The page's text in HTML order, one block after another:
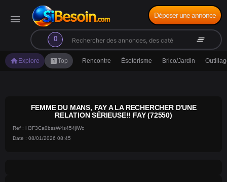
menu
0
search clear_all
Déposer une annonce
home Explore looks_oneTop Rencontre Ésotérisme Brico/Jardin
FEMME DU MANS, FAY A LA RECHERCHER D'UNE
RELATION SÉRIEUSE!! FAY (72550)
Ref : H3F3Ca0bssW4s454jlWc
Date : 08/01/2026 08:45